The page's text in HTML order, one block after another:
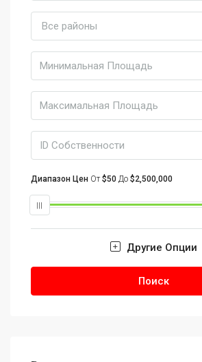
Все районы
Диапазон Цен От$50 До $2,500,000
Другие Опции
Поиск